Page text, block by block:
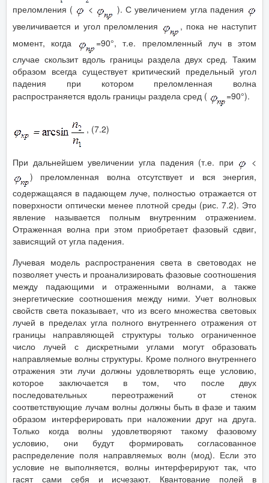
преломления (
<
). С увеличением угла падения
увеличивается и угол преломления
, пока не наступит
момент, когда
=90°, т.е. преломленный луч в этом
случае скользит вдоль границы раздела двух сред. Таким
образом всегда существует критический предельный угол
падения при котором преломленная волна
распространяется вдоль границы раздела сред (
=90°).
, (7.2)
При дальнейшем увеличении угла падения (т.е. при
<
) преломленная волна отсутствует и вся энергия,
содержащаяся в падающем луче, полностью отражается от
поверхности оптически менее плотной среды (рис. 7.2). Это
явление называется полным внутренним отражением.
Отраженная волна при этом приобретает фазовый сдвиг,
зависящий от угла падения.
Лучевая модель распространения света в световодах не
позволяет учесть и проанализировать фазовые соотношения
между падающими и отраженными волнами, а также
энергетические соотношения между ними. Учет волновых
свойств света показывает, что из всего множества световых
лучей в пределах угла полного внутреннего отражения от
границы направляющей структуры только ограниченное
число лучей с дискретными углами могут образовать
направляемые волны структуры. Кроме полного внутреннего
отражения эти лучи должны удовлетворять еще условию,
которое заключается в том, что после двух
последовательных переотражений от стенок
соответствующие лучам волны должны быть в фазе и таким
образом интерферировать при наложении друг на друга.
Только когда волны удовлетворяют такому фазовому
условию, они будут формировать согласованное
распределение поля направляемых волн (мод). Если это
условие не выполняется, волны интерферируют так, что
гасят сами себя и исчезают. Квантование полей в